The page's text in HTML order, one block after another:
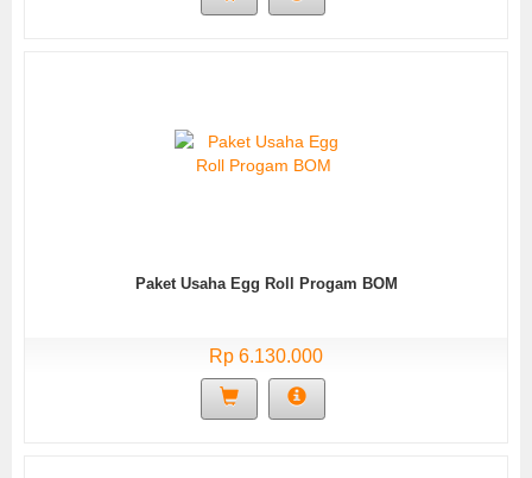
Paket Usaha Egg Roll Progam BOM
Rp 6.130.000